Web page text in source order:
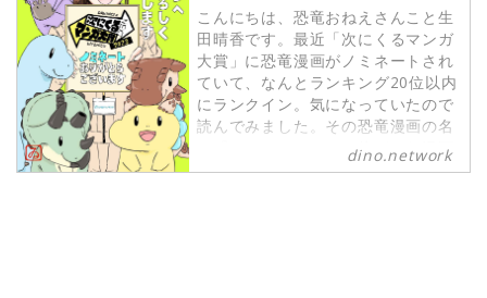
こんにちは、恐竜おねえさんこと生
田晴香です。最近「次にくるマンガ
大賞」に恐竜漫画がノミネートされ
ていて、なんとランキング20位以内
にランクイン。気になっていたので
読んでみました。その恐竜漫画の名
は『ディノサン』。一体どんな漫画
なのか⁉︎ ご紹介します。
dino.network